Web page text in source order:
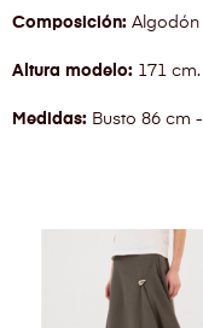
Composición: Algodón
Altura modelo: 171 cm.
Medidas: Busto 86 cm